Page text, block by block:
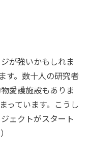
が強いかもしれま
す。数十人の研究者
愛護施設もありま
っています。こうし
ェクトがスタート